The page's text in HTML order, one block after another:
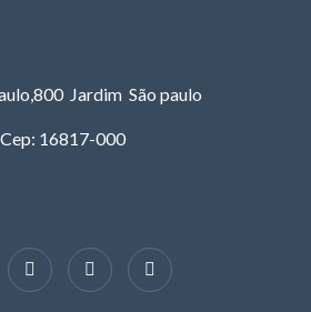
Jardim São paulo
Cep: 16817-000